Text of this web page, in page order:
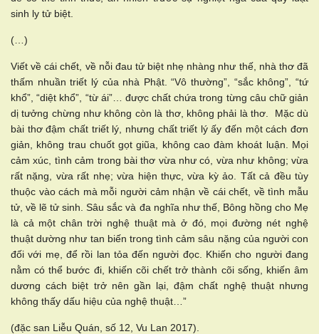
sinh ly tử biệt.
(…)
Viết về cái chết, về nỗi đau tử biệt nhẹ nhàng như thế, nhà thơ đã
thấm nhuần triết lý của nhà Phật. “Vô thường”, “sắc không”, “tứ
khổ”, “diệt khổ”, “từ ái”… được chất chứa trong từng câu chữ giản
dị tưởng chừng như không còn là thơ, không phải là thơ. Mặc dù
bài thơ đậm chất triết lý, nhưng chất triết lý ấy đến một cách đơn
giản, không trau chuốt gọt giũa, không cao đàm khoát luận. Mọi
cảm xúc, tình cảm trong bài thơ vừa như có, vừa như không; vừa
rất nặng, vừa rất nhẹ; vừa hiện thực, vừa kỳ ảo. Tất cả đều tùy
thuộc vào cách mà mỗi người cảm nhận về cái chết, về tình mẫu
tử, về lẽ tử sinh. Sâu sắc và đa nghĩa như thế, Bông hồng cho Mẹ
là cả một chân trời nghệ thuật mà ở đó, mọi đường nét nghệ
thuật dường như tan biến trong tình cảm sâu nặng của người con
đối với mẹ, để rồi lan tỏa đến người đọc. Khiến cho người đang
nằm có thể bước đi, khiến cõi chết trở thành cõi sống, khiến âm
dương cách biệt trở nên gần lại, đậm chất nghệ thuật nhưng
không thấy dấu hiệu của nghệ thuật…”
(đặc san Liễu Quán, số 12, Vu Lan 2017).